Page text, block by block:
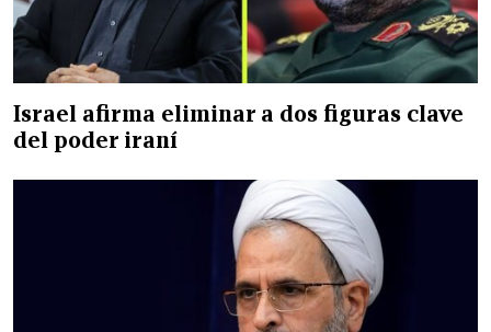
Israel afirma eliminar a dos figuras clave
del poder iraní